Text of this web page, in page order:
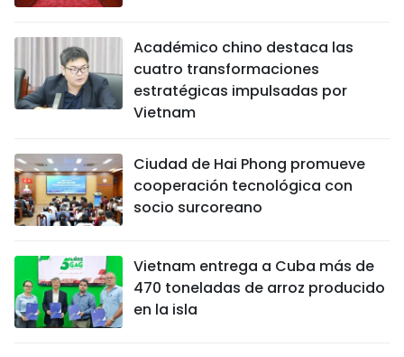
Académico chino destaca las
cuatro transformaciones
estratégicas impulsadas por
Vietnam
Ciudad de Hai Phong promueve
cooperación tecnológica con
socio surcoreano
Vietnam entrega a Cuba más de
470 toneladas de arroz producido
en la isla